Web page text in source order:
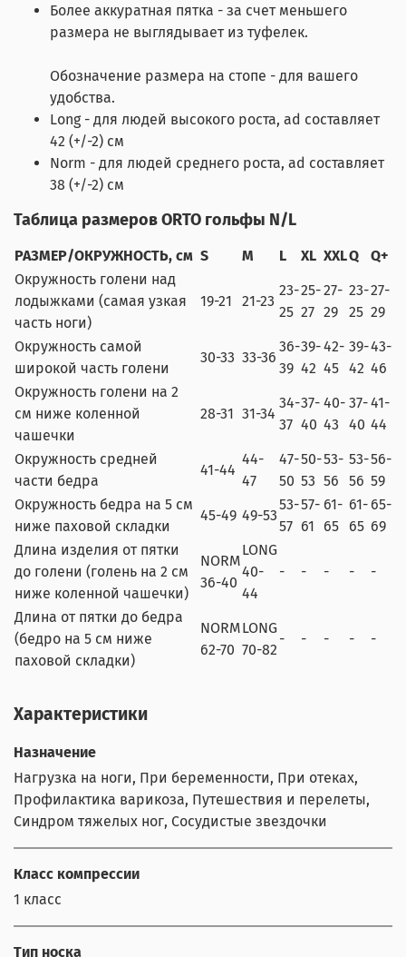
Более аккуратная пятка - за счет меньшего
размера не выглядывает из туфелек.
Обозначение размера на стопе - для вашего
удобства.
Long - для людей высокого роста, ad составляет
42 (+/-2) см
Norm - для людей среднего роста, ad составляет
38 (+/-2) см
Таблица размеров ORTO гольфы N/L
РАЗМЕР/ОКРУЖНОСТЬ, см S M L XL XXLQ
Q+
Окружность голени над
лодыжками (самая узкая
часть ноги)
19-21 21-23
23-
25
25-
27
27-
29
23-
25
27-
29
Окружность самой
широкой часть голени
30-33 33-36
36-
39
39-
42
42-
45
39-
42
43-
46
Окружность голени на 2
см ниже коленной
чашечки
28-31 31-34
34-
37
37-
40
40-
43
37-
40
41-
44
Окружность средней
части бедра
41-44
44-
47
47-
50
50-
53
53-
56
53-
56
56-
59
Окружность бедра на 5 см
ниже паховой складки
45-49 49-53
53-
57
57-
61
61-
65
61-
65
65-
69
Длина изделия от пятки
до голени (голень на 2 см
ниже коленной чашечки)
NORM
36-40
LONG
40-
44
- - - - -
Длина от пятки до бедра
(бедро на 5 см ниже
паховой складки)
NORM
62-70
LONG
70-82
- - - - -
Характеристики
Назначение
Нагрузка на ноги, При беременности, При отеках,
Профилактика варикоза, Путешествия и перелеты,
Синдром тяжелых ног, Сосудистые звездочки
Класс компрессии
1 класс
Тип носка